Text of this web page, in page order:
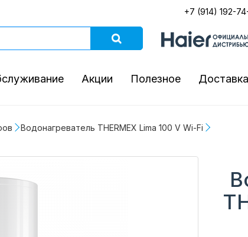
+7 (914) 192-
Акции Полезное
Водонагреватель THERMEX Lima 100 V Wi-Fi